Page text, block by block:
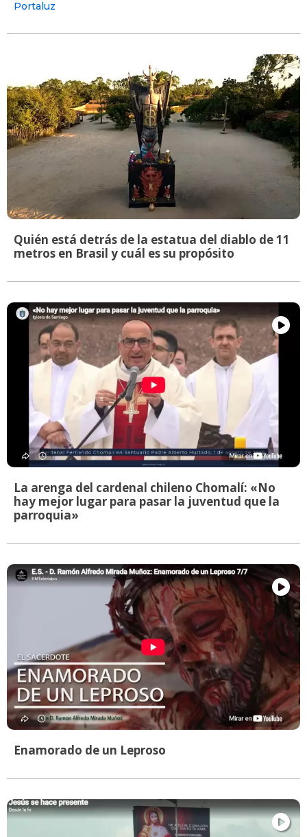
Portaluz
Quién está detrás de la estatua del diablo de 11
metros en Brasil y cuál es su propósito
La arenga del cardenal chileno Chomalí: «No
hay mejor lugar para pasar la juventud que la
parroquia»
Enamorado de un Leproso